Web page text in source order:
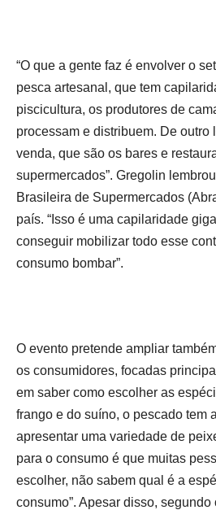
“O que a gente faz é envolver o
pesca artesanal, que tem
piscicultura, os produtores de
processam e distribuem. De outro
venda, que são os bares e
supermercados”. Gregolin
Brasileira de Supermercados
país. “Isso é uma capilaridade
conseguir mobilizar todo esse
consumo bombar”.
O evento pretende ampliar
os consumidores, focadas
em saber como escolher as
frango e do suíno, o pescado tem
apresentar uma variedade de
para o consumo é que muitas
escolher, não sabem qual é a
consumo”. Apesar disso,